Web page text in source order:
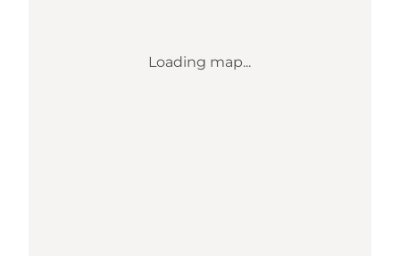
Loading map...